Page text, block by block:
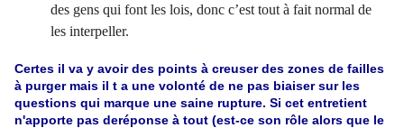
des gens qui font les lois, donc c’est tout à fait normal de
les interpeller.
Certes il va y avoir des points à creuser des zones de failles
à purger mais il t a une volonté de ne pas biaiser sur les
questions qui marque une saine rupture. Si cet entretient
n'apporte pas deréponse à tout (est-ce son rôle alors que le